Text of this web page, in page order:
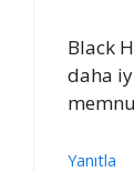
Black
daha
Yanıtla